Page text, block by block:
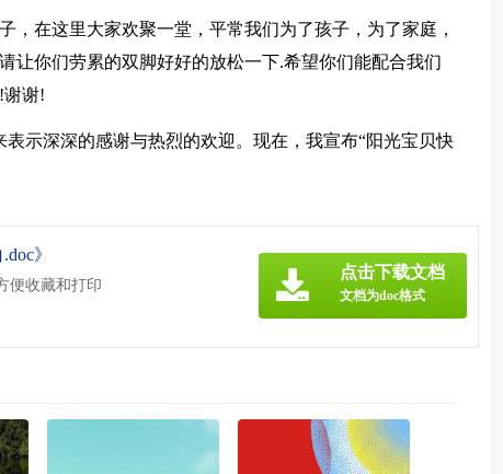
，在这里大家欢聚一堂，平常我们为了孩子，为了家庭，
让你们劳累的双脚好好的放松一下.希望你们能配合我们
谢谢!
示深深的感谢与热烈的欢迎。现在，我宣布“阳光宝贝快
》
便收藏和打印
点击下载文档
文档为doc格式